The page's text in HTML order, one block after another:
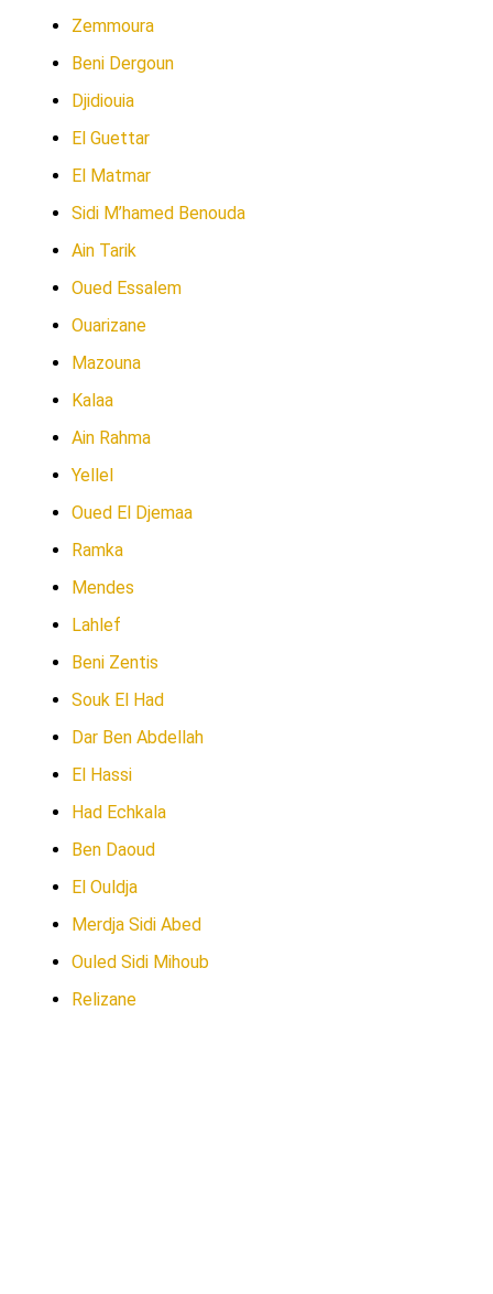
Zemmoura
Beni Dergoun
Djidiouia
El Guettar
El Matmar
Sidi M’hamed Benouda
Ain Tarik
Oued Essalem
Ouarizane
Mazouna
Kalaa
Ain Rahma
Yellel
Oued El Djemaa
Ramka
Mendes
Lahlef
Beni Zentis
Souk El Had
Dar Ben Abdellah
El Hassi
Had Echkala
Ben Daoud
El Ouldja
Merdja Sidi Abed
Ouled Sidi Mihoub
Relizane